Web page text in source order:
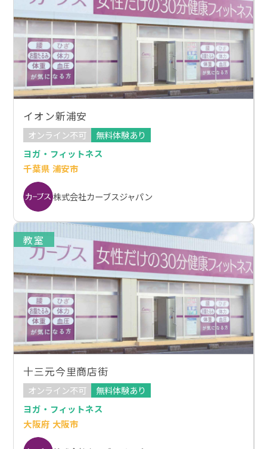
イオン新浦安
オンライン不可
無料体験あり
ヨガ・フィットネス
千葉県 浦安市
株式会社カーブスジャパン
教室
十三元今里商店街
オンライン不可
無料体験あり
ヨガ・フィットネス
大阪府 大阪市